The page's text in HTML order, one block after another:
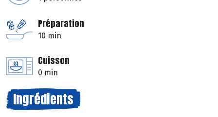
Préparation
10 min
Cuisson
0 min
Ingrédients